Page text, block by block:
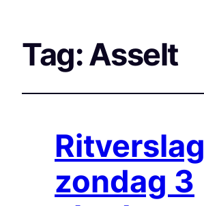
Tag:Asselt
Ritverslag
zondag 3